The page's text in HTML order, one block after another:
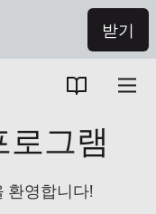
받기
로그램
환영합니다!